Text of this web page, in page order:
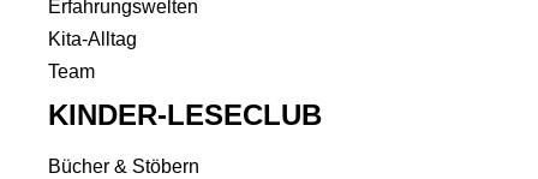
Erfahrungswelten
Kita-Alltag
Team
KINDER-LESECLUB
Bücher & Stöbern